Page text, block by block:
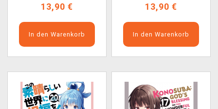
13,90 €
In den Warenkorb
13,90 €
In den Warenkorb